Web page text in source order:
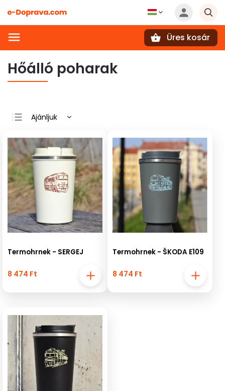
Üres kosár
Hőálló poharak
Ajánljuk
Legdrágább
Legnépszerűbb
termékek
ABC szerint
Termohrnek - SERGEJ
8 474 Ft
Termohrnek - ŠKODA E109
8 474 Ft